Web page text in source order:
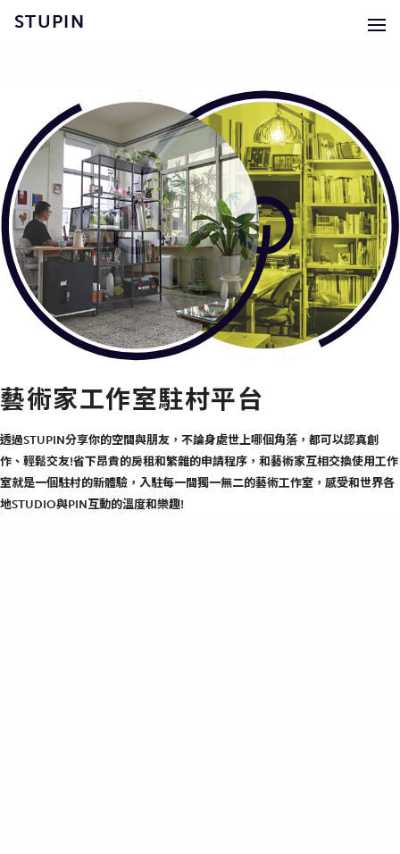
STUPIN
藝術家工作室駐村平台
透過STUPIN分享你的空間與朋友，不論身處世上哪個角落，都可以認真創
作、輕鬆交友!省下昂貴的房租和繁雜的申請程序，和藝術家互相交換使用工作
室就是一個駐村的新體驗，入駐每一間獨一無二的藝術工作室，感受和世界各
地STUDIO與PIN互動的溫度和樂趣!